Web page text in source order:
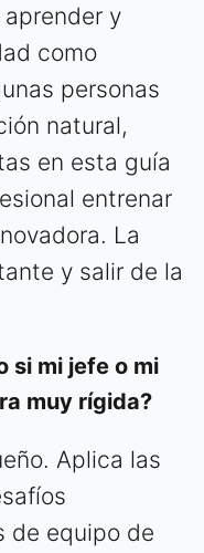
y
como
personas
natural,
en esta guía
entrenar
La
y salir de la
si mi jefe o mi
muy rígida?
Aplica las
de equipo de